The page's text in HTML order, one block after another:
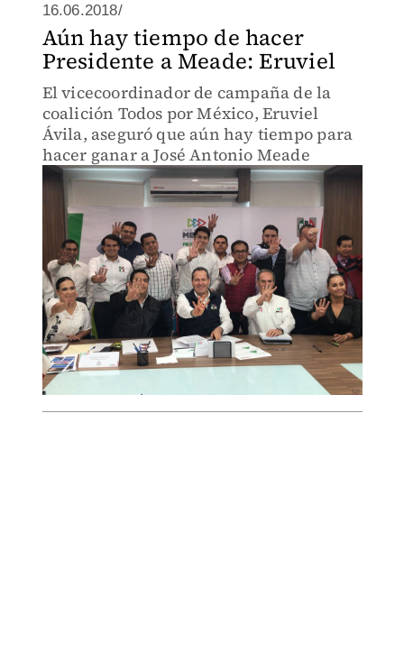
16.06.2018/
Aún hay tiempo de hacer
Presidente a Meade: Eruviel
El vicecoordinador de campaña de la
coalición Todos por México, Eruviel
Ávila, aseguró que aún hay tiempo para
hacer ganar a José Antonio Meade